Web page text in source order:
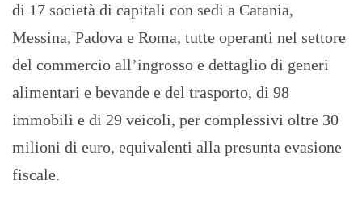
di 17 società di capitali con sedi a Catania,
Messina, Padova e Roma, tutte operanti nel settore
del commercio all’ingrosso e dettaglio di generi
alimentari e bevande e del trasporto, di 98
immobili e di 29 veicoli, per complessivi oltre 30
milioni di euro, equivalenti alla presunta evasione
fiscale.